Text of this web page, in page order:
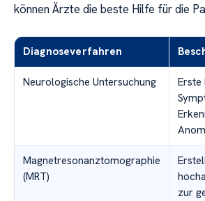
können Ärzte die beste Hilfe für die
Diagnoseverfahren
Neurologische Untersuchung
Erste
Magnetresonanztomographie
(MRT)
zur